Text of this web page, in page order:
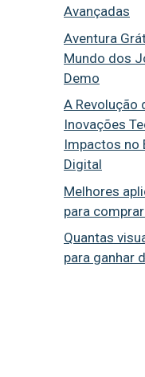
Avançadas
Aventura
Mundo dos
Demo
A Revolução
Inovações
Impactos no
Digital
Melhores
para
Quantas
para ganhar